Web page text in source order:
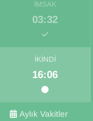
İMSAK
03:32
İKINDI
16:06
Aylık Vakitler